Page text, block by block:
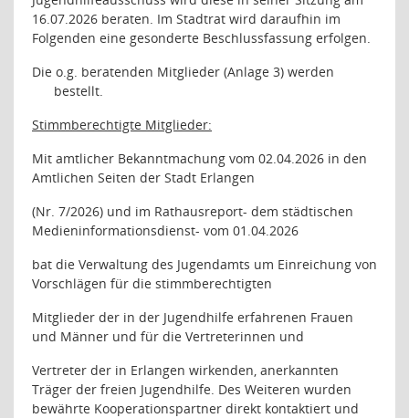
16.07.2026 beraten. Im Stadtrat wird daraufhin im
Folgenden eine gesonderte Beschlussfassung erfolgen.
Die o.g. beratenden Mitglieder (Anlage 3) werden
bestellt.
Stimmberechtigte Mitglieder:
Mit amtlicher Bekanntmachung vom 02.04.2026 in den
Amtlichen Seiten der Stadt Erlangen
(Nr. 7/2026) und im Rathausreport- dem städtischen
Medieninformationsdienst- vom 01.04.2026
bat die Verwaltung des Jugendamts um Einreichung von
Vorschlägen für die stimmberechtigten
Mitglieder der in der Jugendhilfe erfahrenen Frauen
und Männer und für die Vertreterinnen und
Vertreter der in Erlangen wirkenden, anerkannten
Träger der freien Jugendhilfe. Des Weiteren wurden
bewährte Kooperationspartner direkt kontaktiert und